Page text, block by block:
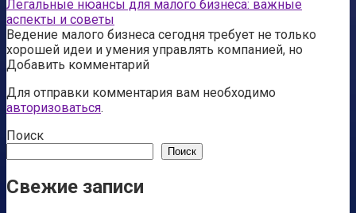
Легальные нюансы для малого бизнеса: важные
аспекты и советы
Ведение малого бизнеса сегодня требует не только
хорошей идеи и умения управлять компанией, но
Добавить комментарий
Для отправки комментария вам необходимо
авторизоваться.
Поиск
Поиск
Свежие записи